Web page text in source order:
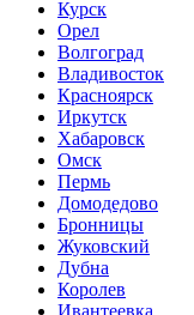
Курск
Орел
Волгоград
Владивосток
Красноярск
Иркутск
Хабаровск
Омск
Пермь
Домодедово
Бронницы
Жуковский
Дубна
Королев
Ивантеевка